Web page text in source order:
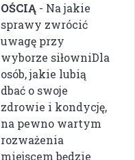
OŚCIĄ - Na jakie
sprawy zwrócić
uwagę przy
wyborze siłowniDla
osób, jakie lubią
dbać o swoje
zdrowie i kondycję,
na pewno wartym
rozważenia
miejscem będzie